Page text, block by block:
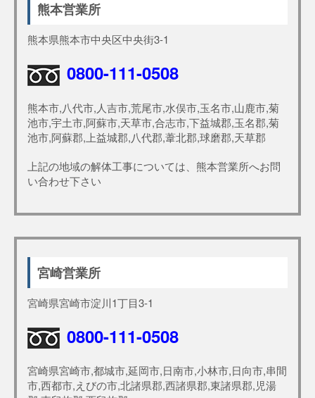
熊本営業所
熊本県熊本市中央区中央街3-1
0800-111-0508
熊本市,八代市,人吉市,荒尾市,水俣市,玉名市,山鹿市,菊
池市,宇土市,阿蘇市,天草市,合志市,下益城郡,玉名郡,菊
池市,阿蘇郡,上益城郡,八代郡,葦北郡,球磨郡,天草郡
上記の地域の解体工事については、熊本営業所へお問
い合わせ下さい
宮崎営業所
宮崎県宮崎市淀川1丁目3-1
0800-111-0508
宮崎県宮崎市,都城市,延岡市,日南市,小林市,日向市,串間
市,西都市,えびの市,北諸県郡,西諸県郡,東諸県郡,児湯